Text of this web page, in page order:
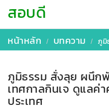
สอบดี
หน้าหลัก บทความ ภูมิธรร
ภูมิธรรม สั่งลุย ผนึก
เทศกาลกินเจ ดูแลค่
ประเทศ